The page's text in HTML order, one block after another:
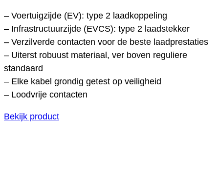
– Voertuigzijde (EV): type 2 laadkoppeling
– Infrastructuurzijde (EVCS): type 2 laadstekker
– Verzilverde contacten voor de beste laadprestaties
– Uiterst robuust materiaal, ver boven reguliere
standaard
– Elke kabel grondig getest op veiligheid
– Loodvrije contacten
Bekijk product